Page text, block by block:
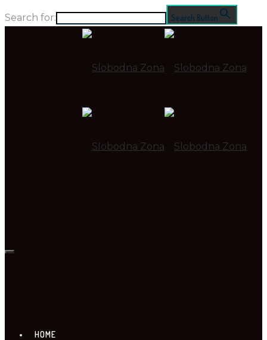
Search for: Search Button
HOME